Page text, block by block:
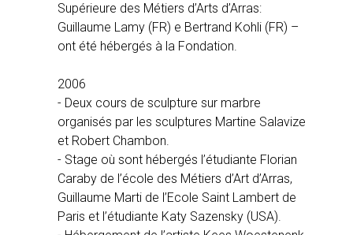
Supérieure des Métiers d’Arts d’Arras:
Guillaume Lamy (FR) e Bertrand Kohli (FR) –
ont été hébergés à la Fondation.
2006
- Deux cours de sculpture sur marbre
organisés par les sculptures Martine Salavize
et Robert Chambon.
- Stage où sont hébergés l’étudiante Florian
Caraby de l’école des Métiers d’Art d’Arras,
Guillaume Marti de l’Ecole Saint Lambert de
Paris et l’étudiante Katy Sazensky (USA).